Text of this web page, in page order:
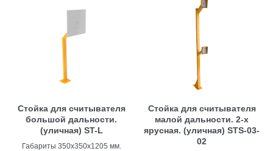
Стойка для считывателя
большой дальности.
(уличная) ST-L
Габариты 350х350х1205 мм.
Стойка для считывателя
малой дальности. 2-х
ярусная. (уличная) STS-03-
02